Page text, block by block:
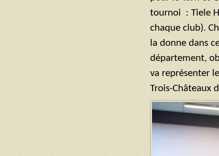
tournoi : Tiele
chaque club).
la donne dans
département,
va représenter
Trois-Châteaux